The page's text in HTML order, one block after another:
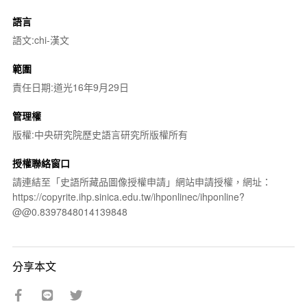
語言
語文:chi-漢文
範圍
責任日期:道光16年9月29日
管理權
版權:中央研究院歷史語言研究所版權所有
授權聯絡窗口
請連結至「史語所藏品圖像授權申請」網站申請授權，網址：
https://copyrite.ihp.sinica.edu.tw/ihponlinec/ihponline?
@@0.8397848014139848
分享本文